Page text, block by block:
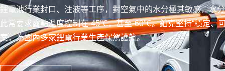
鋰電池行業封口、注液等工序，對空氣中的水分極其敏感，水
此常要求露點溫度控制在-45℃，甚至-60℃。鉑克堅持“穩定、
案，為國內多家鋰電行業生產保駕護航。